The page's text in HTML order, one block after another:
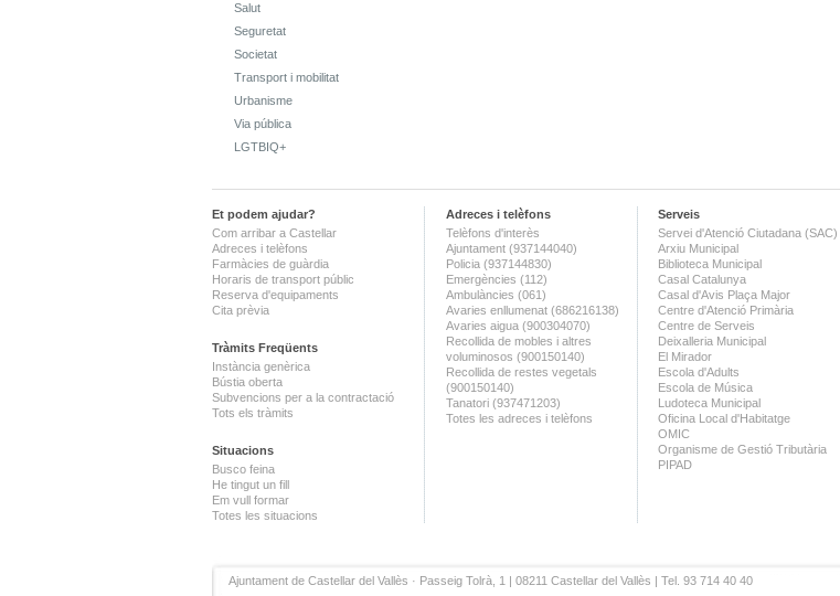
Salut
Seguretat
Societat
Transport i mobilitat
Urbanisme
Via pública
LGTBIQ+
Et podem ajudar?
Com arribar a Castellar
Adreces i telèfons
Farmàcies de guàrdia
Horaris de transport públic
Reserva d'equipaments
Cita prèvia
Tràmits Freqüents
Instància genèrica
Bústia oberta
Subvencions per a la contractació
Tots els tràmits
Situacions
Busco feina
He tingut un fill
Em vull formar
Totes les situacions
Adreces i telèfons
Telèfons d'interès
Ajuntament (937144040)
Policia (937144830)
Emergències (112)
Ambulàncies (061)
Avaries enllumenat (686216138)
Avaries aigua (900304070)
Recollida de mobles i altres
voluminosos (900150140)
Recollida de restes vegetals
(900150140)
Tanatori (937471203)
Totes les adreces i telèfons
Serveis
Servei d'Atenció Ciutadana (SAC)
Arxiu Municipal
Biblioteca Municipal
Casal Catalunya
Casal d'Avis Plaça Major
Centre d'Atenció Primària
Centre de Serveis
Deixalleria Municipal
El Mirador
Escola d'Adults
Escola de Música
Ludoteca Municipal
Oficina Local d'Habitatge
OMIC
Organisme de Gestió Tributària
PIPAD
Ajuntament de Castellar del Vallès · Passeig Tolrà, 1 | 08211 Castellar del Vallès | Tel. 93 714 40 40